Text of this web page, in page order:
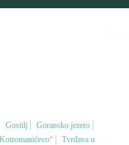
Gostilj
Goransko jezero
Tvrđava u